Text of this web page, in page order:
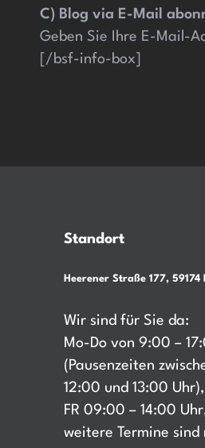
C) Blog via E-Mail
Geben Sie Ihre E-Mail-
[/bsf-info-box]
Standort
Heerener Straße 177, 59174
Wir sind für Sie da:
Mo-Do von 9:00 –
(Pausenzeiten
12:00 und 13:00 Uhr),
FR 09:00 – 14:00
weitere Termine sind